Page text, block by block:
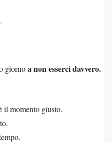
giornoa non esserci davvero.
il momento giusto.